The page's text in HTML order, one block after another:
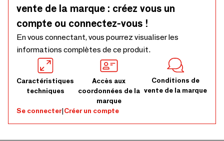
vente de la marque : créez vous un
compte ou connectez-vous !
En vous connectant, vous pourrez visualiser les
informations complètes de ce produit.
Caractéristiques
techniques
Accès aux
coordonnées de la
marque
Conditions de
vente de la marque
Se connecter|Créer un compte